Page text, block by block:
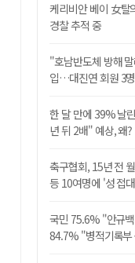
케리비안 베이 女
경찰 추적 중
"호남반도체 방해
입…대진연 회원 3
한 달 만에 39% 날
년 뒤 2배" 예상, 왜?
축구협회, 15년 전
등 10여명에 '성 접
국민 75.6% "안규
84.7% "병적기록